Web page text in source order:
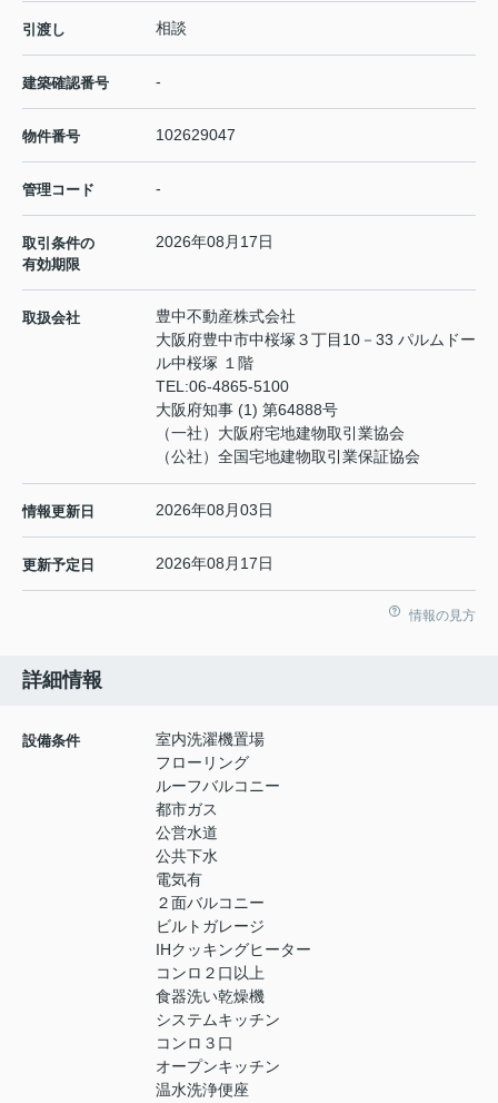
引渡し 相談
建築確認番号 -
物件番号 102629047
管理コード -
取引条件の
有効期限
2026年08月17日
取扱会社
豊中不動産株式会社
大阪府豊中市中桜塚３丁目10－33 パルムドー
ル中桜塚 １階
TEL:06-4865-5100
大阪府知事 (1) 第64888号
（一社）大阪府宅地建物取引業協会
（公社）全国宅地建物取引業保証協会
情報更新日 2026年08月03日
更新予定日 2026年08月17日
情報の見方
詳細情報
設備条件
室内洗濯機置場
フローリング
ルーフバルコニー
都市ガス
公営水道
公共下水
電気有
２面バルコニー
ビルトガレージ
IHクッキングヒーター
コンロ２口以上
食器洗い乾燥機
システムキッチン
コンロ３口
オープンキッチン
温水洗浄便座